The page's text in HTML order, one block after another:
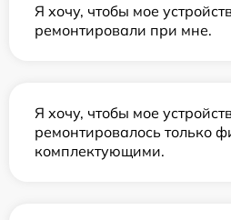
Я хочу, чтобы мое
ремонтировали при мне.
Я хочу, чтобы мое
ремонтировалось только
комплектующими.